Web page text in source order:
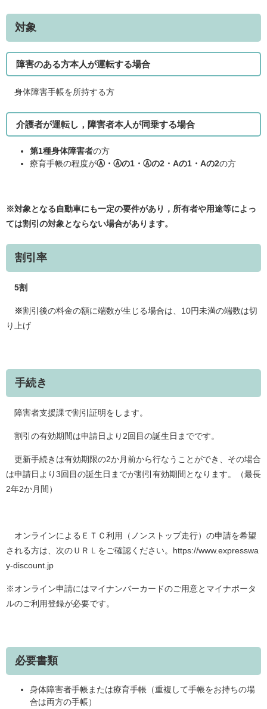
対象
障害のある方本人が運転する場合
身体障害手帳を所持する方
介護者が運転し，障害者本人が同乗する場合
第1種身体障害者の方
療育手帳の程度がⒶ・Ⓐの1・Ⓐの2・Aの1・Aの2の方
※対象となる自動車にも一定の要件があり，所有者や用途等によっ
ては割引の対象とならない場合があります。
割引率
5割
※割引後の料金の額に端数が生じる場合は、10円未満の端数は切
り上げ
手続き
障害者支援課で割引証明をします。
割引の有効期間は申請日より2回目の誕生日までです。
更新手続きは有効期限の2か月前から行なうことができ、その場合
は申請日より3回目の誕生日までが割引有効期間となります。（最長
2年2か月間）
オンラインによるＥＴＣ利用（ノンストップ走行）の申請を希望
される方は、次のＵＲＬをご確認ください。https://www.expresswa
y-discount.jp
※オンライン申請にはマイナンバーカードのご用意とマイナポータ
ルのご利用登録が必要です。
必要書類
身体障害者手帳または療育手帳（重複して手帳をお持ちの場
合は両方の手帳）